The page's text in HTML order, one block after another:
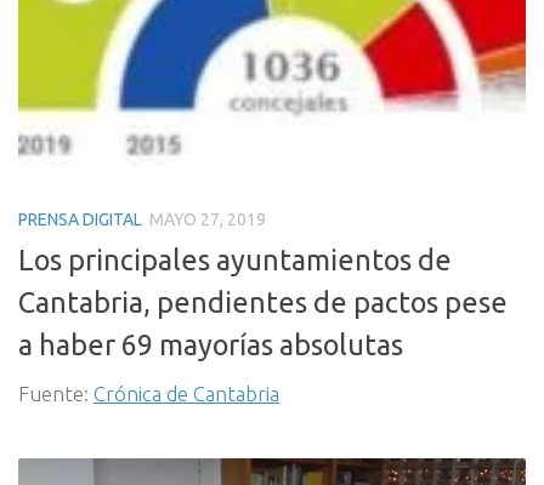
PRENSA DIGITAL MAYO 27, 2019
Los principales ayuntamientos de
Cantabria, pendientes de pactos pese
a haber 69 mayorías absolutas
Fuente: Crónica de Cantabria